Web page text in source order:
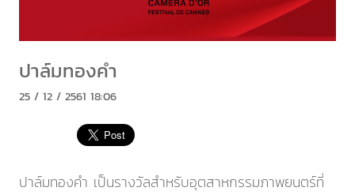
ปาล์มทองคำ
25 / 12 / 2561 18:06
ปาล์มทองคำ เป็นรางวัลสำหรับอุตสาหกรรมภาพยนตร์ที่